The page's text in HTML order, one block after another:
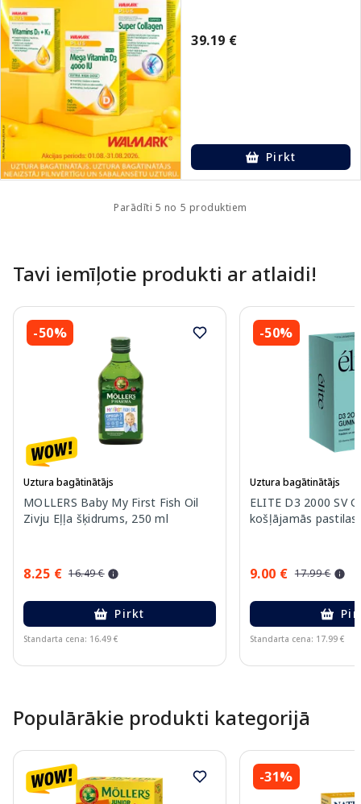
39.19 €
Pirkt
Parādīti 5 no 5 produktiem
Tavi iemīļotie produkti ar atlaidi!
-50%
Uztura bagātinātājs
MOLLERS Baby My First Fish Oil
Zivju Eļļa šķidrums, 250 ml
8.25 € 16.49 €
Pirkt
Standarta cena: 16.49 €
-50%
Uztura bagātinātājs
ELITE D3 2000 SV
košļājamās
9.00 € 17.99 €
Standarta cena: 17.99 €
Populārākie produkti kategorijā
-31%